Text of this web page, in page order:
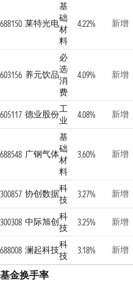
688150 莱特光电
基
础
材
料
4.22% 新增
603156 养元饮品
必
选
消
费
4.09% 新增
605117 德业股份工
业
4.08% 新增
688548 广钢气体
基
础
材
料
3.60% 新增
300857 协创数据科
技
3.27% 新增
300308 中际旭创科
技
3.25% 新增
688008 澜起科技科
技
3.18% 新增
基金换手率